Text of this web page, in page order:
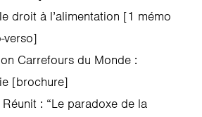
droit à l’alimentation [1 mémo
verso]
Carrefours du Monde :
[brochure]
: “Le paradoxe de la